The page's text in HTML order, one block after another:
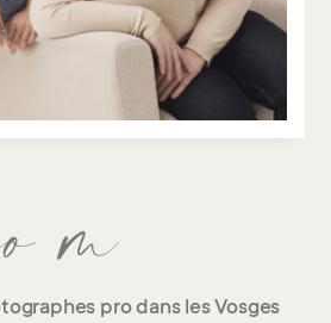
mpro dans les Vosges